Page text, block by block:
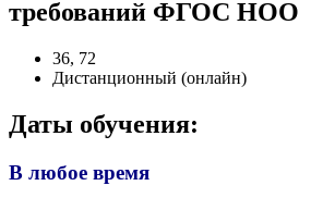
требований ФГОС НОО
36, 72
Дистанционный (онлайн)
Даты обучения:
В любое время